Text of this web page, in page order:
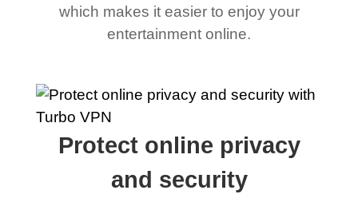
which makes it easier to enjoy your
entertainment online.
Protect online privacy
and security